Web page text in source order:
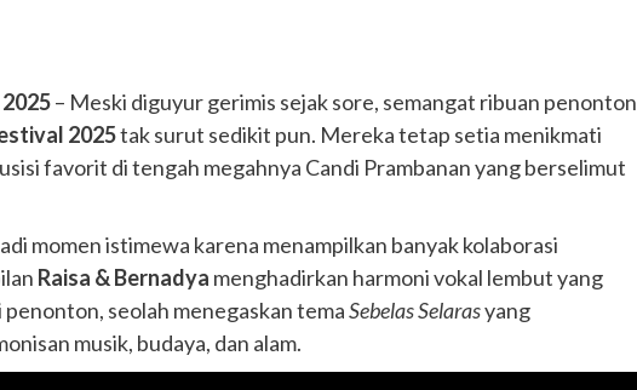
– Meski diguyur gerimis sejak sore, semangat ribuan penonton
2025tak surut sedikit pun. Mereka tetap setia menikmati
favorit di tengah megahnya Candi Prambanan yang berselimut
momen istimewa karena menampilkan banyak kolaborasi
Raisa & Bernadya menghadirkan harmoni vokal lembut yang
seolah menegaskan temaSebelas Selarasyang
musik, budaya, dan alam.